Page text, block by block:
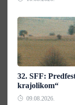
32. SFF:
krajolikom“
09.08.2026.